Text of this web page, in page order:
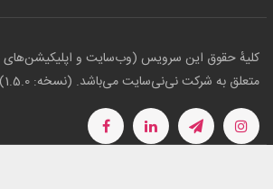
کلیهٔ حقوق این سرویس (وب‌سایت و اپلیکیشن‌های
متعلق به شرکت نی‌نی‌سایت می‌باشد. (نسخه: 1.5.0)